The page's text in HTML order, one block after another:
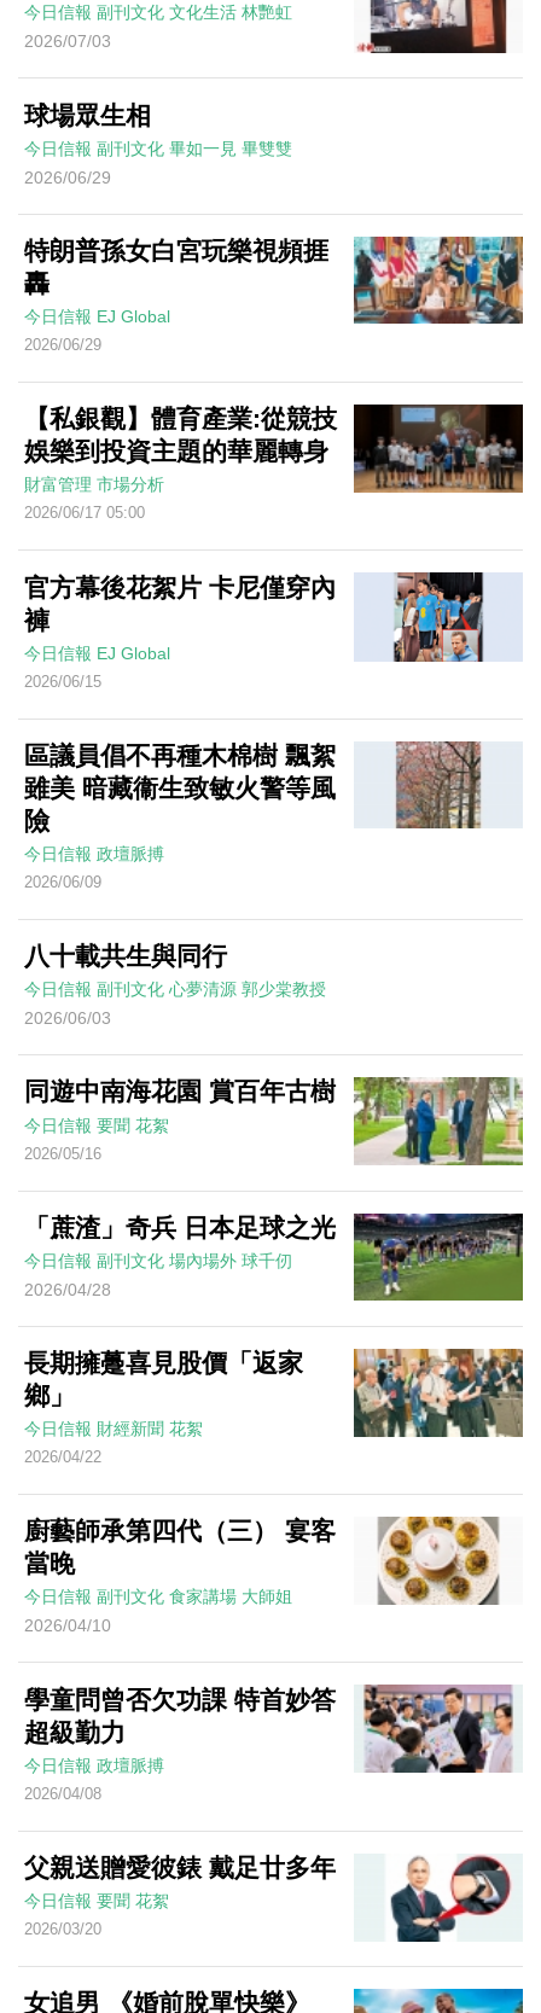
今日信報 副刊文化 文化生活 林艷虹
2026/07/03
球場眾生相
今日信報 副刊文化 畢如一見 畢雙雙
2026/06/29
特朗普孫女白宮玩樂視頻捱
轟
今日信報 EJ Global
2026/06/29
【私銀觀】體育產業:從競技
娛樂到投資主題的華麗轉身
財富管理 市場分析
2026/06/17 05:00
官方幕後花絮片 卡尼僅穿內
褲
今日信報 EJ Global
2026/06/15
區議員倡不再種木棉樹 飄絮
雖美 暗藏衞生致敏火警等風
險
今日信報 政壇脈搏
2026/06/09
八十載共生與同行
今日信報 副刊文化 心夢清源 郭少棠教授
2026/06/03
同遊中南海花園 賞百年古樹
今日信報 要聞 花絮
2026/05/16
「蔗渣」奇兵 日本足球之光
今日信報 副刊文化 場內場外 球千仞
2026/04/28
長期擁躉喜見股價「返家
鄉」
今日信報 財經新聞 花絮
2026/04/22
廚藝師承第四代（三） 宴客
當晚
今日信報 副刊文化 食家講場 大師姐
2026/04/10
學童問曾否欠功課 特首妙答
超級勤力
今日信報 政壇脈搏
2026/04/08
父親送贈愛彼錶 戴足廿多年
今日信報 要聞 花絮
2026/03/20
女追男 《婚前脫單快樂》